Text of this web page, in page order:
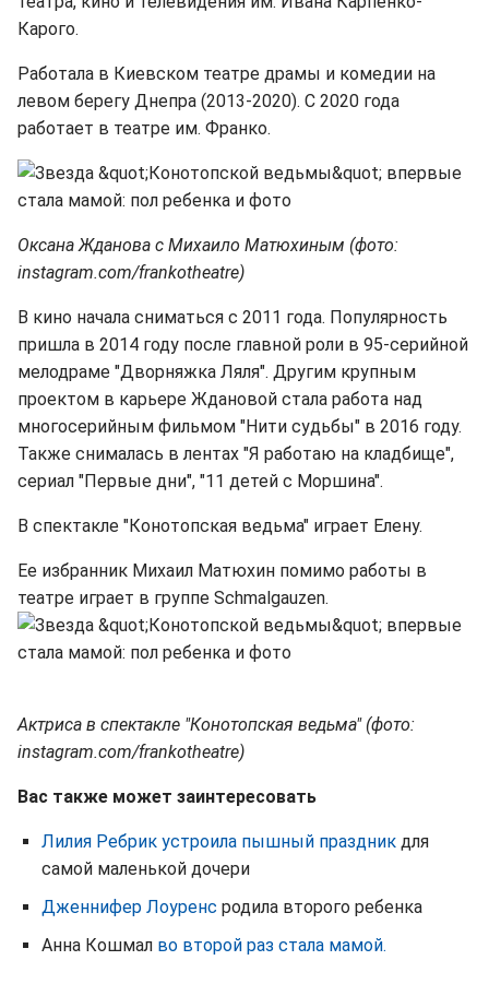
Карого.
Работала в Киевском театре драмы и комедии на
левом берегу Днепра (2013-2020). С 2020 года
работает в театре им. Франко.
Оксана Жданова с Михаило Матюхиным (фото:
instagram.com/frankotheatre)
В кино начала сниматься с 2011 года. Популярность
пришла в 2014 году после главной роли в 95-серийной
мелодраме "Дворняжка Ляля". Другим крупным
проектом в карьере Ждановой стала работа над
многосерийным фильмом "Нити судьбы" в 2016 году.
Также снималась в лентах "Я работаю на кладбище",
сериал "Первые дни", "11 детей с Моршина".
В спектакле "Конотопская ведьма" играет Елену.
Ее избранник Михаил Матюхин помимо работы в
театре играет в группе Schmalgauzen.
Актриса в спектакле "Конотопская ведьма" (фото:
instagram.com/frankotheatre)
Вас также может заинтересовать
Лилия Ребрик устроила пышный праздник для
самой маленькой дочери
Дженнифер Лоуренс родила второго ребенка
Анна Кошмал во второй раз стала мамой.